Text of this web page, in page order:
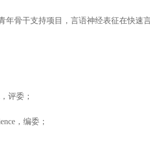
年骨干支持项目，言语神经表征在快速
评委；
，编委；